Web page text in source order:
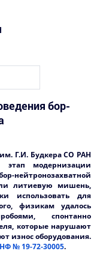
бор-
Г.И. Будкера СО РАН
модернизации
нейтронозахватной
литиевую мишень,
использовать для
физикам удалось
спонтанно
которые нарушают
износ оборудования.
№ 19-72-30005.